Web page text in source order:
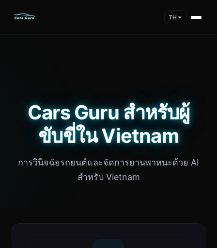
TH
Cars Guru สำหรับผู้
ขับขี่ใน Vietnam
การวินิจฉัยรถยนต์และจัดการยานพาหนะด้วย AI
สำหรับ Vietnam